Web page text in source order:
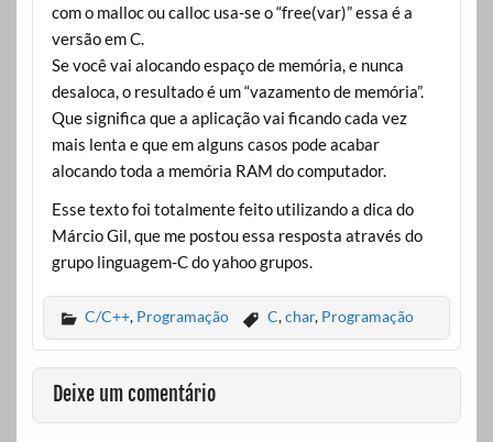
com o malloc ou calloc usa-se o “free(var)” essa é a
versão em C.
Se você vai alocando espaço de memória, e nunca
desaloca, o resultado é um “vazamento de memória”.
Que significa que a aplicação vai ficando cada vez
mais lenta e que em alguns casos pode acabar
alocando toda a memória RAM do computador.
Esse texto foi totalmente feito utilizando a dica do
Márcio Gil, que me postou essa resposta através do
grupo linguagem-C do yahoo grupos.
C/C++, Programação C,char, Programação
Deixe um comentário